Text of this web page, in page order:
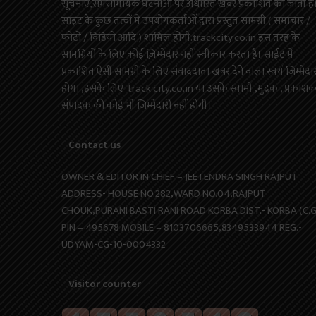
सूचनाएं,समसामयिक घटनाओं पर अधारित खबरें प्रकाशित की जाती है।
साइट के कुछ तत्वों में उपयोगकर्ताओं द्वारा प्रस्तुत सामग्री ( समाचार /
फोटो / विडियो आदि ) शामिल होगी.trackcity.co.in इस तरह के
सामग्रियों के लिए कोई ज़िम्मेदार नहीं स्वीकार करता है। साईट में
प्रकाशित ऐसी सामग्री के लिए संवाददाता खबर देने वाला स्वयं
होगा ,इसके लिए track city.co.in या उसके स्वामी ,मुद्रक , प्रकाशक
संपादक की कोई भी जिम्मेदारी नहीं होगी।
Contact us
OWNER & EDITOR IN CHIEF – JEETENDRA SINGH RAJPUT
ADDRESS- HOUSE NO.282,WARD NO.04,RAJPUT
CHOUK,PURANI BASTI RANI ROAD KORBA DIST.- KORBA
PIN – 495678 MOBILE – 8103706665,8349533944 REG.-
UDYAM-CG-10-0004332
Visitor counter